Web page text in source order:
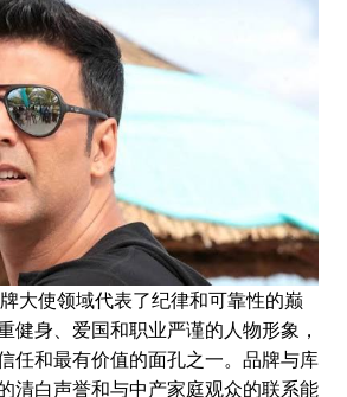
大使领域代表了纪律和可靠性的巅
健身、爱国和职业严谨的人物形象，
任和最有价值的面孔之一。品牌与库
清白声誉和与中产家庭观众的联系能